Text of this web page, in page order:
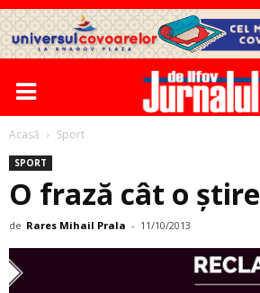
Acasă Sport
SPORT
O frază cât o ştire
de Rares Mihail Prala - 11/10/2013